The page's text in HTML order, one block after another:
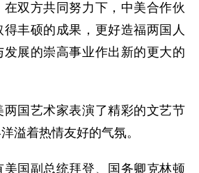
双方共同努力下，中美合作伙
丰硕的成果，更好造福两国人
发展的崇高事业作出新的更大的
国艺术家表演了精彩的文艺节
溢着热情友好的气氛。
国副总统拜登、国务卿克林顿